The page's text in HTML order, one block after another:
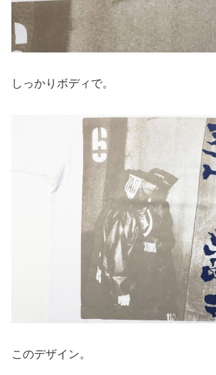
しっかりボディで。
このデザイン。